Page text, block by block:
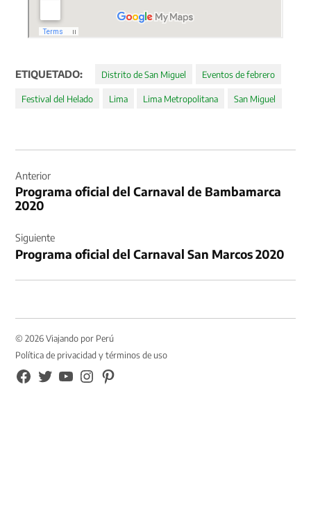
ETIQUETADO: Distrito de San Miguel Eventos de febrero
Festival del Helado Lima Lima Metropolitana San Miguel
de
entradas
Anterior
Programa oficial del Carnaval de Bambamarca
2020
Siguiente
Programa oficial del Carnaval San Marcos 2020
© 2026 Viajando por Perú
Política de privacidad y términos de uso
FB
TW YouTubeInstagramPinterest